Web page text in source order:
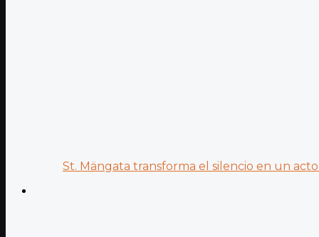
St. Mängata transforma el silencio en un